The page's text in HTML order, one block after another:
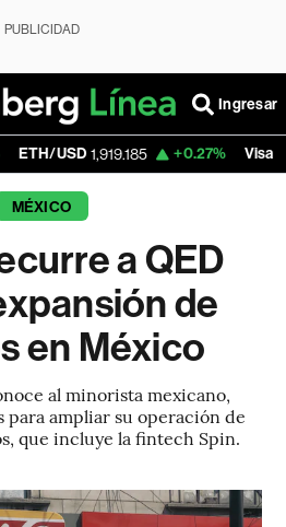
PUBLICIDAD
Ingresar
1,919.185 +0.27% Visa 362.50
MÉXICO
a QED
de
en México
al minorista mexicano,
para ampliar su operación de
que incluye la fintech Spin.